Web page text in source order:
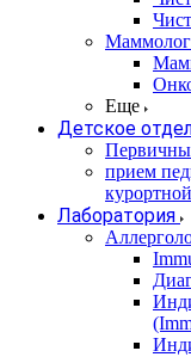
Еще
Детское
прием
Лаборатория